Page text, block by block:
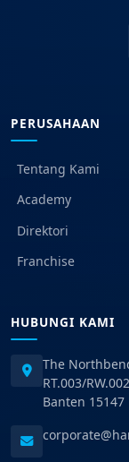
PERUSAHAAN
Tentang Kami
Academy
Direktori
Franchise
HUBUNGI KAMI
The
RT.003/
Banten 15147